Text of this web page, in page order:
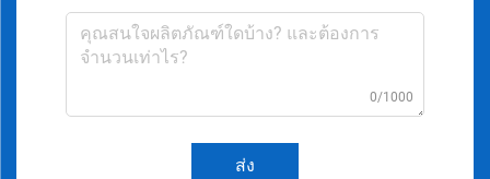
0/1000
ส่ง